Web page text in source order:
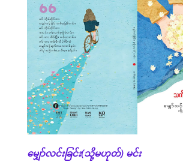
မျှော်လင်းခြင်း(သို့မဟုတ်) မင်း